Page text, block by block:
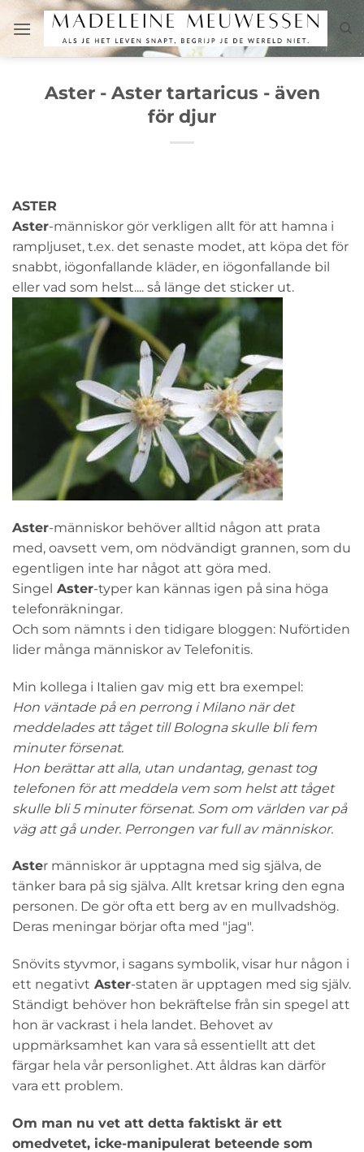
content
Aster - Aster tartaricus - även
för djur
ASTER
Aster-människor gör verkligen allt för att hamna i
rampljuset, t.ex. det senaste modet, att köpa det för
snabbt, iögonfallande kläder, en iögonfallande bil
eller vad som helst.... så länge det sticker ut.
Aster-människor behöver alltid någon att prata
med, oavsett vem, om nödvändigt grannen, som du
egentligen inte har något att göra med.
Singel Aster-typer kan kännas igen på sina höga
telefonräkningar.
Och som nämnts i den tidigare bloggen: Nuförtiden
lider många människor av Telefonitis.
Min kollega i Italien gav mig ett bra exempel:
Hon väntade på en perrong i Milano när det
meddelades att tåget till Bologna skulle bli fem
minuter försenat.
Hon berättar att alla, utan undantag, genast tog
telefonen för att meddela vem som helst att tåget
skulle bli 5 minuter försenat. Som om världen var på
väg att gå under. Perrongen var full av människor.
Aster människor är upptagna med sig själva, de
tänker bara på sig själva. Allt kretsar kring den egna
personen. De gör ofta ett berg av en mullvadshög.
Deras meningar börjar ofta med "jag".
Snövits styvmor, i sagans symbolik, visar hur någon i
ett negativt Aster-staten är upptagen med sig själv.
Ständigt behöver hon bekräftelse från sin spegel att
hon är vackrast i hela landet. Behovet av
uppmärksamhet kan vara så essentiellt att det
färgar hela vår personlighet. Att åldras kan därför
vara ett problem.
Om man nu vet att detta faktiskt är ett
omedvetet, icke-manipulerat beteende som